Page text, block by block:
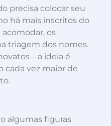
precisa colocar seu
há mais inscritos do
os
triagem dos nomes.
– a ideia é
vez maior de
algumas figuras